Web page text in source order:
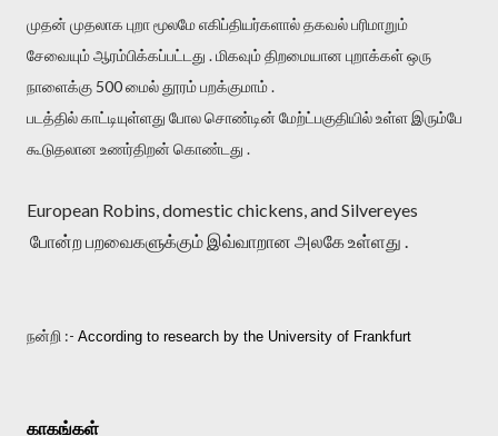
முதன் முதலாக புறா மூலமே எகிப்தியர்களால் தகவல் பரிமாறும்
சேவையும் ஆரம்பிக்கப்பட்டது . மிகவும் திறமையான புறாக்கள் ஒரு
நாளைக்கு 500 மைல் தூரம் பறக்குமாம் .
படத்தில் காட்டியுள்ளது போல சொண்டின் மேற்ட்பகுதியில் உள்ள இரும்பே
கூடுதலான உணர்திறன் கொண்டது .
European Robins, domestic chickens, and Silvereyes
போன்ற பறவைகளுக்கும் இவ்வாறான அலகே உள்ளது .
நன்றி :- According to research by the University of Frankfurt
காகங்கள்